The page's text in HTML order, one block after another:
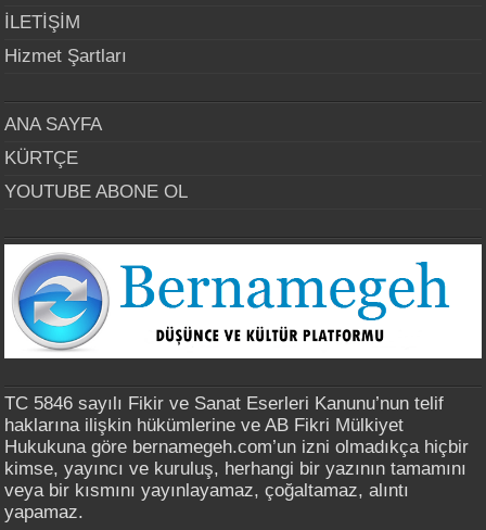
İLETİŞİM
Hizmet Şartları
ANA SAYFA
KÜRTÇE
YOUTUBE ABONE OL
TC 5846 sayılı Fikir ve Sanat Eserleri Kanunu’nun telif
haklarına ilişkin hükümlerine ve AB Fikri Mülkiyet
Hukukuna göre bernamegeh.com’un izni olmadıkça hiçbir
kimse, yayıncı ve kuruluş, herhangi bir yazının tamamını
veya bir kısmını yayınlayamaz, çoğaltamaz, alıntı
yapamaz.